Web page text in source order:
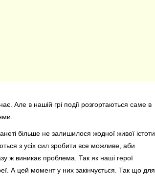
Але в нашій грі події розгортаються саме в
більше не залишилося жодної живої істоти.
з усіх сил зробити все можливе, аби
ж виникає проблема. Так як наші герої
А цей момент у них закінчується. Так що для